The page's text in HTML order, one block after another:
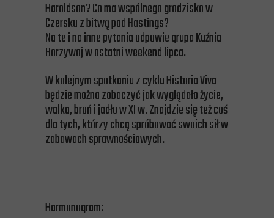
Haroldson? Co ma wspólnego grodzisko w
Czersku z bitwą pod Hastings?
Na te i na inne pytania odpowie grupa Kuźnia
Borzywoj w ostatni weekend lipca.
W kolejnym spotkaniu z cyklu Historia Viva
będzie można zobaczyć jak wyglądało życie,
walka, broń i jadło w XI w. Znajdzie się też coś
dla tych, którzy chcą spróbować swoich sił w
zabawach sprawnościowych.
Harmonogram: